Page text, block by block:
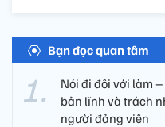
Bạn đọc quan tâm
Nói đi đôi với làm
bản lĩnh và trách
người đảng viên​